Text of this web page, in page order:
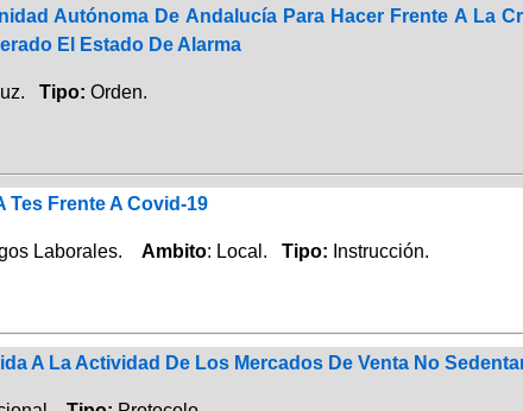
Autónoma De Andalucía Para Hacer Frente A La
El Estado De Alarma
Tipo: Orden.
Tes Frente A Covid-19
Laborales. Ambito: Local. Tipo: Instrucción.
A La Actividad De Los Mercados De Venta No